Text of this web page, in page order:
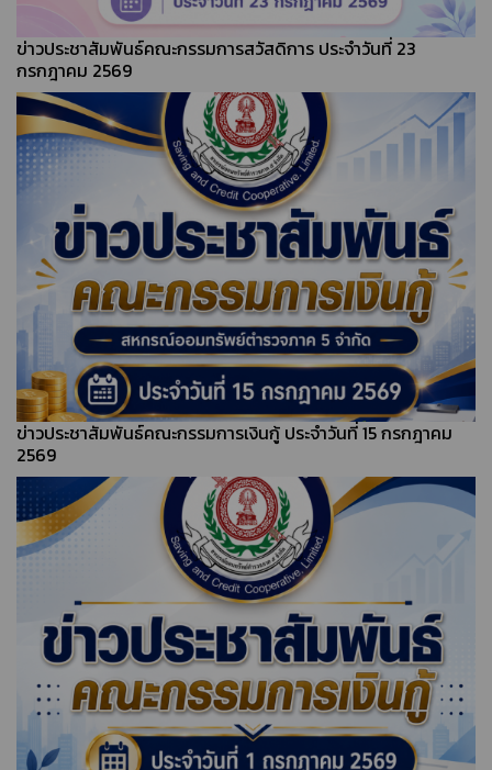
ข่าวประชาสัมพันธ์คณะกรรมการสวัสดิการ ประจำวันที่ 23
กรกฎาคม 2569
ข่าวประชาสัมพันธ์คณะกรรมการเงินกู้ ประจำวันที่ 15 กรกฎาคม
2569